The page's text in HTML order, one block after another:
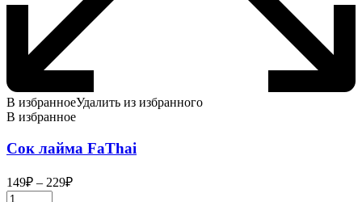
В избранноеУдалить из избранного
В избранное
Сок лайма FaThai
149₽ – 229₽Диапазон